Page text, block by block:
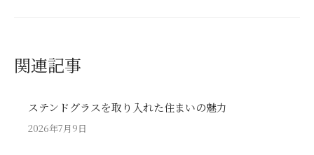
関連記事
ステンドグラスを取り入れた住まいの魅力
2026年7月9日